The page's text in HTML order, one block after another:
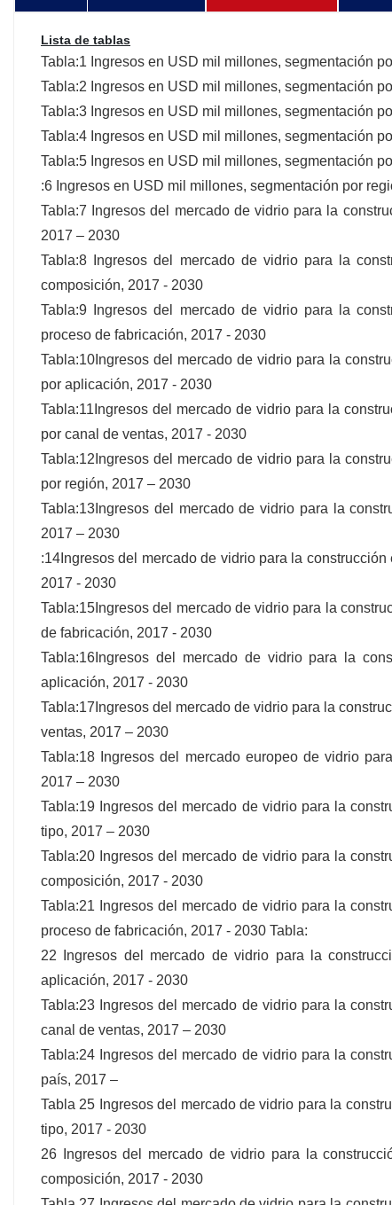
Lista de tablas
Tabla:1 Ingresos en USD mil millones, segmentación
Tabla:2 Ingresos en USD mil millones, segmentación
Tabla:3 Ingresos en USD mil millones, segmentación
Tabla:4 Ingresos en USD mil millones, segmentación
Tabla:5 Ingresos en USD mil millones, segmentación
:6 Ingresos en USD mil millones, segmentación por
Tabla:7 Ingresos del mercado de vidrio para la
2017 – 2030
Tabla:8 Ingresos del mercado de vidrio para la
composición, 2017 - 2030
Tabla:9 Ingresos del mercado de vidrio para la
proceso de fabricación, 2017 - 2030
Tabla:10Ingresos del mercado de vidrio para la
por aplicación, 2017 - 2030
Tabla:11Ingresos del mercado de vidrio para la
por canal de ventas, 2017 - 2030
Tabla:12Ingresos del mercado de vidrio para la
por región, 2017 – 2030
Tabla:13Ingresos del mercado de vidrio para la
2017 – 2030
:14Ingresos del mercado de vidrio para la
2017 - 2030
Tabla:15Ingresos del mercado de vidrio para la
de fabricación, 2017 - 2030
Tabla:16Ingresos del mercado de vidrio para la
aplicación, 2017 - 2030
Tabla:17Ingresos del mercado de vidrio para la
ventas, 2017 – 2030
Tabla:18 Ingresos del mercado europeo de vidrio
2017 – 2030
Tabla:19 Ingresos del mercado de vidrio para la
tipo, 2017 – 2030
Tabla:20 Ingresos del mercado de vidrio para la
composición, 2017 - 2030
Tabla:21 Ingresos del mercado de vidrio para la
proceso de fabricación, 2017 - 2030 Tabla:
22 Ingresos del mercado de vidrio para la
aplicación, 2017 - 2030
Tabla:23 Ingresos del mercado de vidrio para la
canal de ventas, 2017 – 2030
Tabla:24 Ingresos del mercado de vidrio para la
país, 2017 –
Tabla 25 Ingresos del mercado de vidrio para la
tipo, 2017 - 2030
26 Ingresos del mercado de vidrio para la
composición, 2017 - 2030